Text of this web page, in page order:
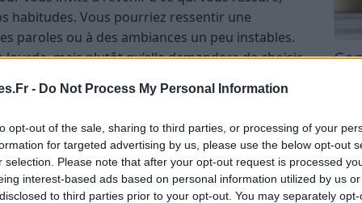
- Do Not Process My Personal Information
opt-out of the sale, sharing to third parties, or processing of your
for targeted advertising by us, please use the below opt-out
selection. Please note that after your opt-out request is processed
interest-based ads based on personal information utilized by us
to third parties prior to your opt-out. You may separately
habitudes. Vous pourriez ressentir une
paroles ou à des ambiances un peu instables.
mais plutôt qu’elle demandera de choisir
Une opportunité peut naître d’un
ou d’un échange plus profond que prévu. Si une
se présente, prenez le temps d’observer
justes si vous ne les laissez pas se
une sensation de recentrage pourrait vous
accordez un espace sans pression.
Tri
du